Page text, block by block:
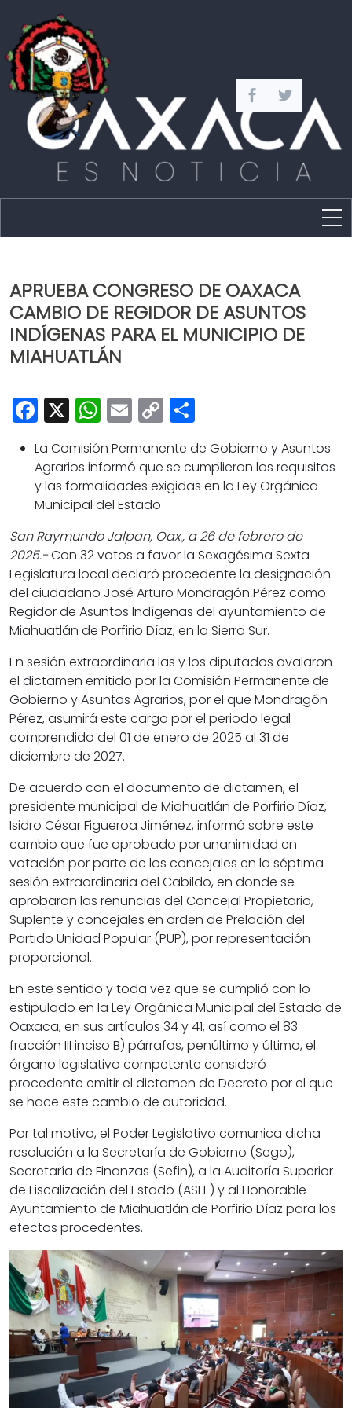
Capital
Policíaca
Cultura
Opinión
APRUEBA CONGRESO DE OAXACA
CAMBIO DE REGIDOR DE ASUNTOS
INDÍGENAS PARA EL MUNICIPIO DE
MIAHUATLÁN
Facebook
X WhatsApp
Email
Copy
Link
La Comisión Permanente de Gobierno y Asuntos
Agrarios informó que se cumplieron los requisitos
y las formalidades exigidas en la Ley Orgánica
Municipal del Estado
San Raymundo Jalpan, Oax., a 26 de febrero de
2025.-Con 32 votos a favor la Sexagésima Sexta
Legislatura local declaró procedente la designación
del ciudadano José Arturo Mondragón Pérez como
Regidor de Asuntos Indígenas del ayuntamiento de
Miahuatlán de Porfirio Díaz, en la Sierra Sur.
En sesión extraordinaria las y los diputados avalaron
el dictamen emitido por la Comisión Permanente de
Gobierno y Asuntos Agrarios, por el que Mondragón
Pérez, asumirá este cargo por el periodo legal
comprendido del 01 de enero de 2025 al 31 de
diciembre de 2027.
De acuerdo con el documento de dictamen, el
presidente municipal de Miahuatlán de Porfirio Díaz,
Isidro César Figueroa Jiménez, informó sobre este
cambio que fue aprobado por unanimidad en
votación por parte de los concejales en la séptima
sesión extraordinaria del Cabildo, en donde se
aprobaron las renuncias del Concejal Propietario,
Suplente y concejales en orden de Prelación del
Partido Unidad Popular (PUP), por representación
proporcional.
En este sentido y toda vez que se cumplió con lo
estipulado en la Ley Orgánica Municipal del Estado de
Oaxaca, en sus artículos 34 y 41, así como el 83
fracción III inciso B) párrafos, penúltimo y último, el
órgano legislativo competente consideró
procedente emitir el dictamen de Decreto por el que
se hace este cambio de autoridad.
Por tal motivo, el Poder Legislativo comunica dicha
resolución a la Secretaría de Gobierno (Sego),
Secretaría de Finanzas (Sefin), a la Auditoría Superior
de Fiscalización del Estado (ASFE) y al Honorable
Ayuntamiento de Miahuatlán de Porfirio Díaz para los
efectos procedentes.